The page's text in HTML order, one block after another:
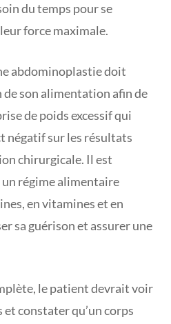
du temps pour se
force maximale.
abdominoplastie doit
son alimentation afin de
de poids excessif qui
négatif sur les résultats
chirurgicale. Il est
un régime alimentaire
en vitamines et en
sa guérison et assurer une
le patient devrait voir
constater qu’un corps